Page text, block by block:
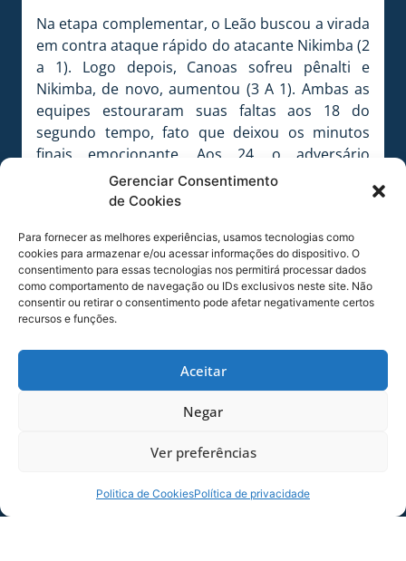
Gerenciar Consentimento
de Cookies
Para fornecer as melhores experiências, usamos tecnologias como
cookies para armazenar e/ou acessar informações do dispositivo. O
consentimento para essas tecnologias nos permitirá processar dados
como comportamento de navegação ou IDs exclusivos neste site. Não
consentir ou retirar o consentimento pode afetar negativamente certos
recursos e funções.
Aceitar
Negar
Ver preferências
Politica de CookiesPolítica de privacidade
Na etapa complementar, o Leão buscou a virada
em contra ataque rápido do atacante Nikimba (2
a 1). Logo depois, Canoas sofreu pênalti e
Nikimba, de novo, aumentou (3 A 1). Ambas as
equipes estouraram suas faltas aos 18 do
segundo tempo, fato que deixou os minutos
finais emocionante. Aos 24, o adversário
diminuiu em cobrança de shoot out, mas já era
tarde (3 a 2).
O Avaí F7 volta as suas atenções agora à
decisão, em jogos de ida e volta, do campeonato
Brasileirão do Toninho (data ainda não
confirmada), contra o forte time do
Metropolitano.
Foto: Divulgação/Avaí F.C.
COMPARTILHE ESSA NOTÍCIA
MAIS NOTÍCIAS